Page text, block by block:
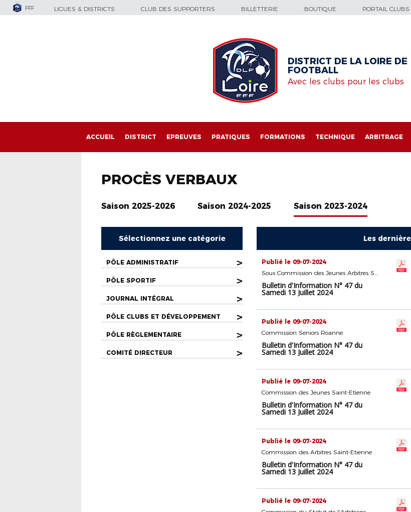
FFF LIGUES & DISTRICTS CLUB DES SUPPORTERS BILLETTERIE BOUTIQUE PORTAIL CLUBS
DISTRICT DE LA LOIRE DE
FOOTBALL
Avec les clubs pour les clubs
ACCUEIL DISTRICT EPREUVES PRATIQUES FORMATIONS TECHNIQUE ARBITRAGE
PROCÈS VERBAUX
Saison 2025-2026 Saison 2024-2025 Saison 2023-2024
Sélectionnez une catégorie
PÔLE ADMINISTRATIF >
PÔLE SPORTIF >
JOURNAL INTÉGRAL >
PÔLE CLUBS ET DÉVELOPPEMENT >
PÔLE RÈGLEMENTAIRE >
COMITÉ DIRECTEUR >
Les
Publié le 09-07-2024
Sous Commission des Jeunes Arbitres Saint-Etienne
Bulletin d'Information N° 47 du
Samedi 13 Juillet 2024
Publié le 09-07-2024
Commission Seniors Roanne
Bulletin d'Information N° 47 du
Samedi 13 Juillet 2024
Publié le 09-07-2024
Commission des Jeunes Saint-Etienne
Bulletin d'Information N° 47 du
Samedi 13 Juillet 2024
Publié le 09-07-2024
Commission des Arbitres Saint-Etienne
Bulletin d'Information N° 47 du
Samedi 13 Juillet 2024
Publié le 09-07-2024